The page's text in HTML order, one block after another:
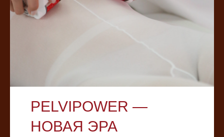
PELVIPOWER —
НОВАЯ ЭРА